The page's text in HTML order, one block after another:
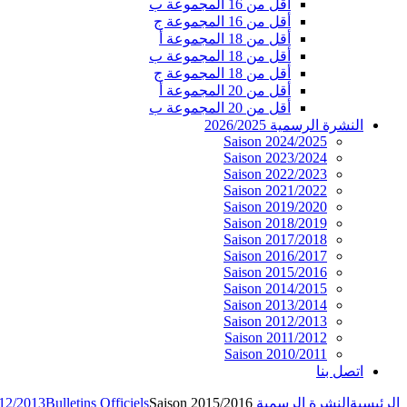
أقل من 16 المجموعة ب
أقل من 16 المجموعة ج
أقل من 18 المجموعة أ
أقل من 18 المجموعة ب
أقل من 18 المجموعة ج
أقل من 20 المجموعة أ
أقل من 20 المجموعة ب
النشرة الرسمية 2026/2025
Saison 2024/2025
Saison 2023/2024
Saison 2022/2023
Saison 2021/2022
Saison 2019/2020
Saison 2018/2019
Saison 2017/2018
Saison 2016/2017
Saison 2015/2016
Saison 2014/2015
Saison 2013/2014
Saison 2012/2013
Saison 2011/2012
Saison 2010/2011
اتصل بنا
الرئيسية النشرة الرسمية 2026/2025 2013Bulletins OfficielsSaison 2015/2016